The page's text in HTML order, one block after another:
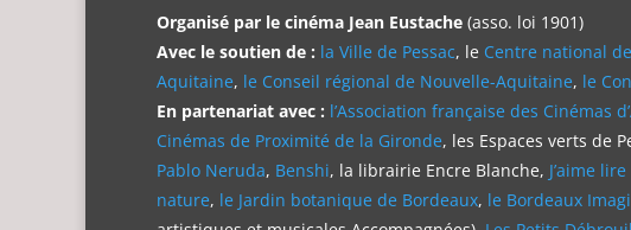
Organisé par le cinéma Jean Eustache (asso. loi 1901)
Avec le soutien de : la Ville de Pessac, le Centre national
Aquitaine, le Conseil régional de Nouvelle-Aquitaine, le
En partenariat avec : l’Association française des Cinémas
Cinémas de Proximité de la Gironde, les Espaces verts de
Pablo Neruda, Benshi, la librairie Encre Blanche, J’aime
nature, le Jardin botanique de Bordeaux, le Bordeaux